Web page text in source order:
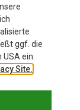
ggf. die
ein.
Site.